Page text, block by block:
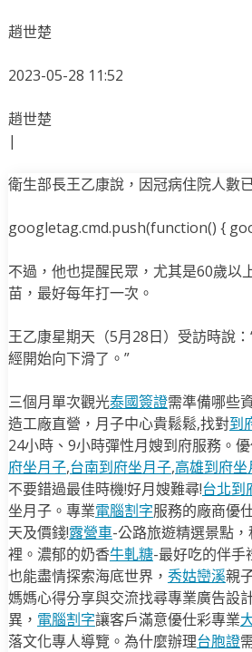
趙世楚
2023-05-28 11:52
趙世楚
|
衛生部長王乙康說，因冠病住院人數
googletag.cmd.push(function() {
不過，他也提醒民眾，尤其是60歲以
苗，最好每年打一次。
王乙康星期天（5月28日）受訪時說
經開始向下滑了。”
三個月單次觀光泰國簽證需準備哪些
造工廠直營，月子中心貴鬆鬆,找對到
24小時、9小時彈性月嫂到府服務。
府坐月子,台南到府坐月子,高雄到府坐
不要錯過最佳時機!好月嫂難尋!台北到
坐月子。專業電腦割字服務的廠商優
天及價錢!露營車-公路旅遊精選景點
裡。濃郁的奶香牛軋糖-最好吃的伴手
也能盡情探索海底世界， 秀姑巒溪親
媽媽心得分享與交流找尋專業廣告設
異， 電腦割字讓客戶滿意優仕彩專業
落文化專人導覽。為什麼辦理台胞證